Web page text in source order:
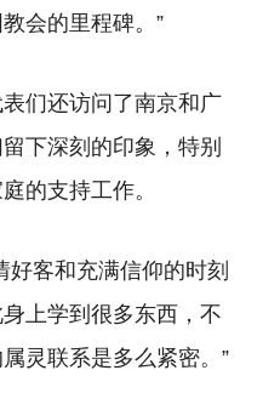
会的里程碑。”
们还访问了南京和广
下深刻的印象，特别
的支持工作。
好客和充满信仰的时刻
上学到很多东西，不
灵联系是多么紧密。”